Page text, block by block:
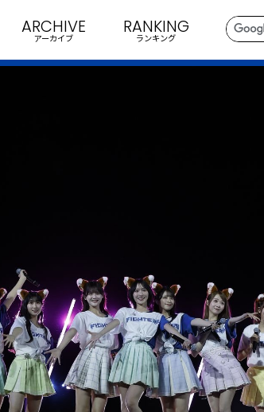
ARCHIVE
アーカイブ
RANKING
ランキング